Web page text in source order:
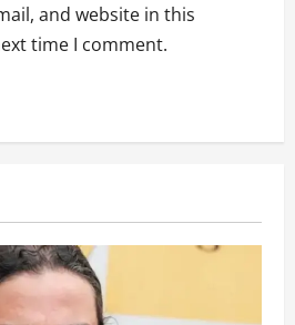
and website in this
time I comment.